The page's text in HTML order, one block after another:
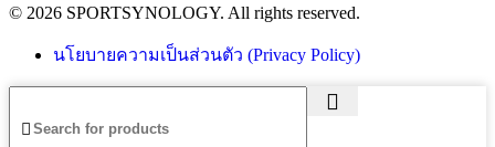
© 2026 SPORTSYNOLOGY. All rights reserved.
นโยบายความเป็นส่วนตัว (Privacy Policy)